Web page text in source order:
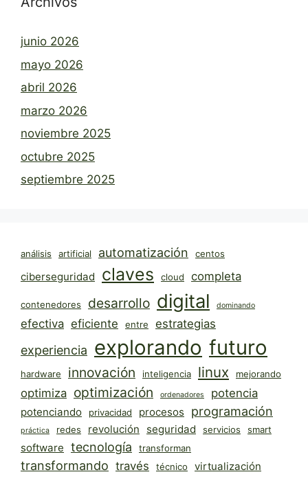
junio 2026
mayo 2026
abril 2026
marzo 2026
noviembre 2025
octubre 2025
septiembre 2025
análisis artificial automatización centos
ciberseguridad claves cloud completa
contenedores desarrollo digital dominando
efectiva eficiente entre estrategias
experiencia explorando futuro
hardware innovación inteligencia linux mejorando
optimiza optimización ordenadores potencia
potenciando privacidad procesos programación
práctica redes revolución seguridad servicios smart
software tecnología transforman
transformando través técnico virtualización